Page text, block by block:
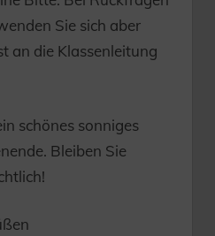
Sie sich aber
an die Klassenleitung
schönes sonniges
Bleiben Sie